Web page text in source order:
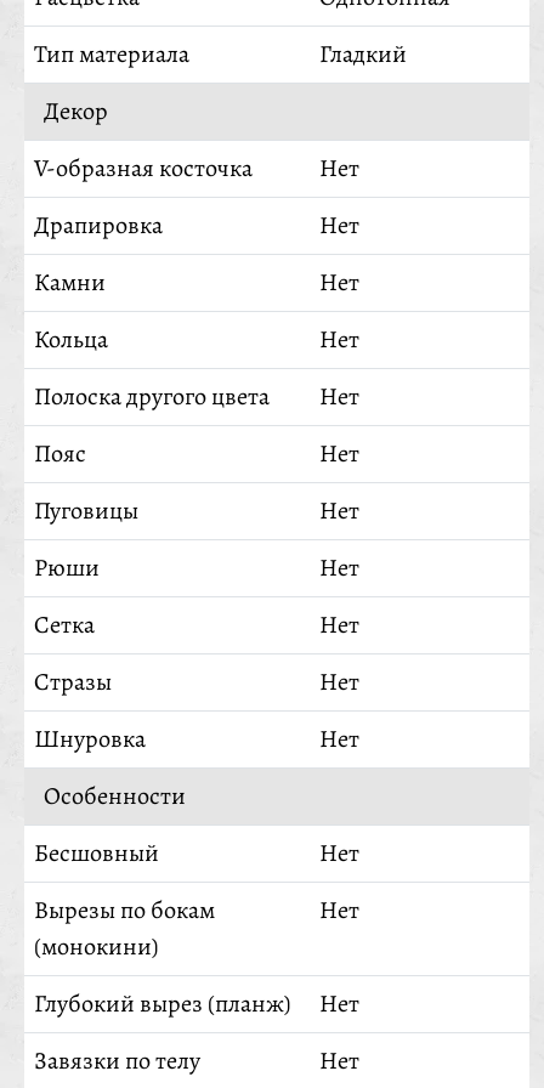
Тип материала
Гладкий
Декор
V-образная косточка
Нет
Драпировка
Нет
Камни
Нет
Кольца
Нет
Полоска другого цвета
Нет
Пояс
Нет
Пуговицы
Нет
Рюши
Нет
Сетка
Нет
Стразы
Нет
Шнуровка
Нет
Особенности
Бесшовный
Нет
Вырезы по бокам
(монокини)
Нет
Глубокий вырез (планж)
Нет
Завязки по телу
Нет